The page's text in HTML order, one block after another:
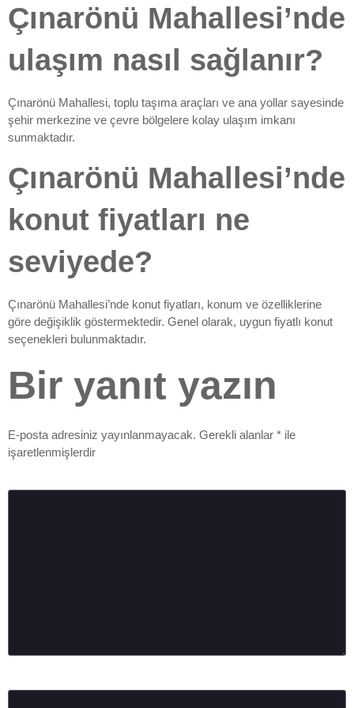
Çınarönü Mahallesi’nde
ulaşım nasıl sağlanır?
Çınarönü Mahallesi, toplu taşıma araçları ve ana yollar sayesinde
şehir merkezine ve çevre bölgelere kolay ulaşım imkanı
sunmaktadır.
Çınarönü Mahallesi’nde
konut fiyatları ne
seviyede?
Çınarönü Mahallesi’nde konut fiyatları, konum ve özelliklerine
göre değişiklik göstermektedir. Genel olarak, uygun fiyatlı konut
seçenekleri bulunmaktadır.
Bir yanıt yazın
E-posta adresiniz yayınlanmayacak. Gerekli alanlar * ile
işaretlenmişlerdir